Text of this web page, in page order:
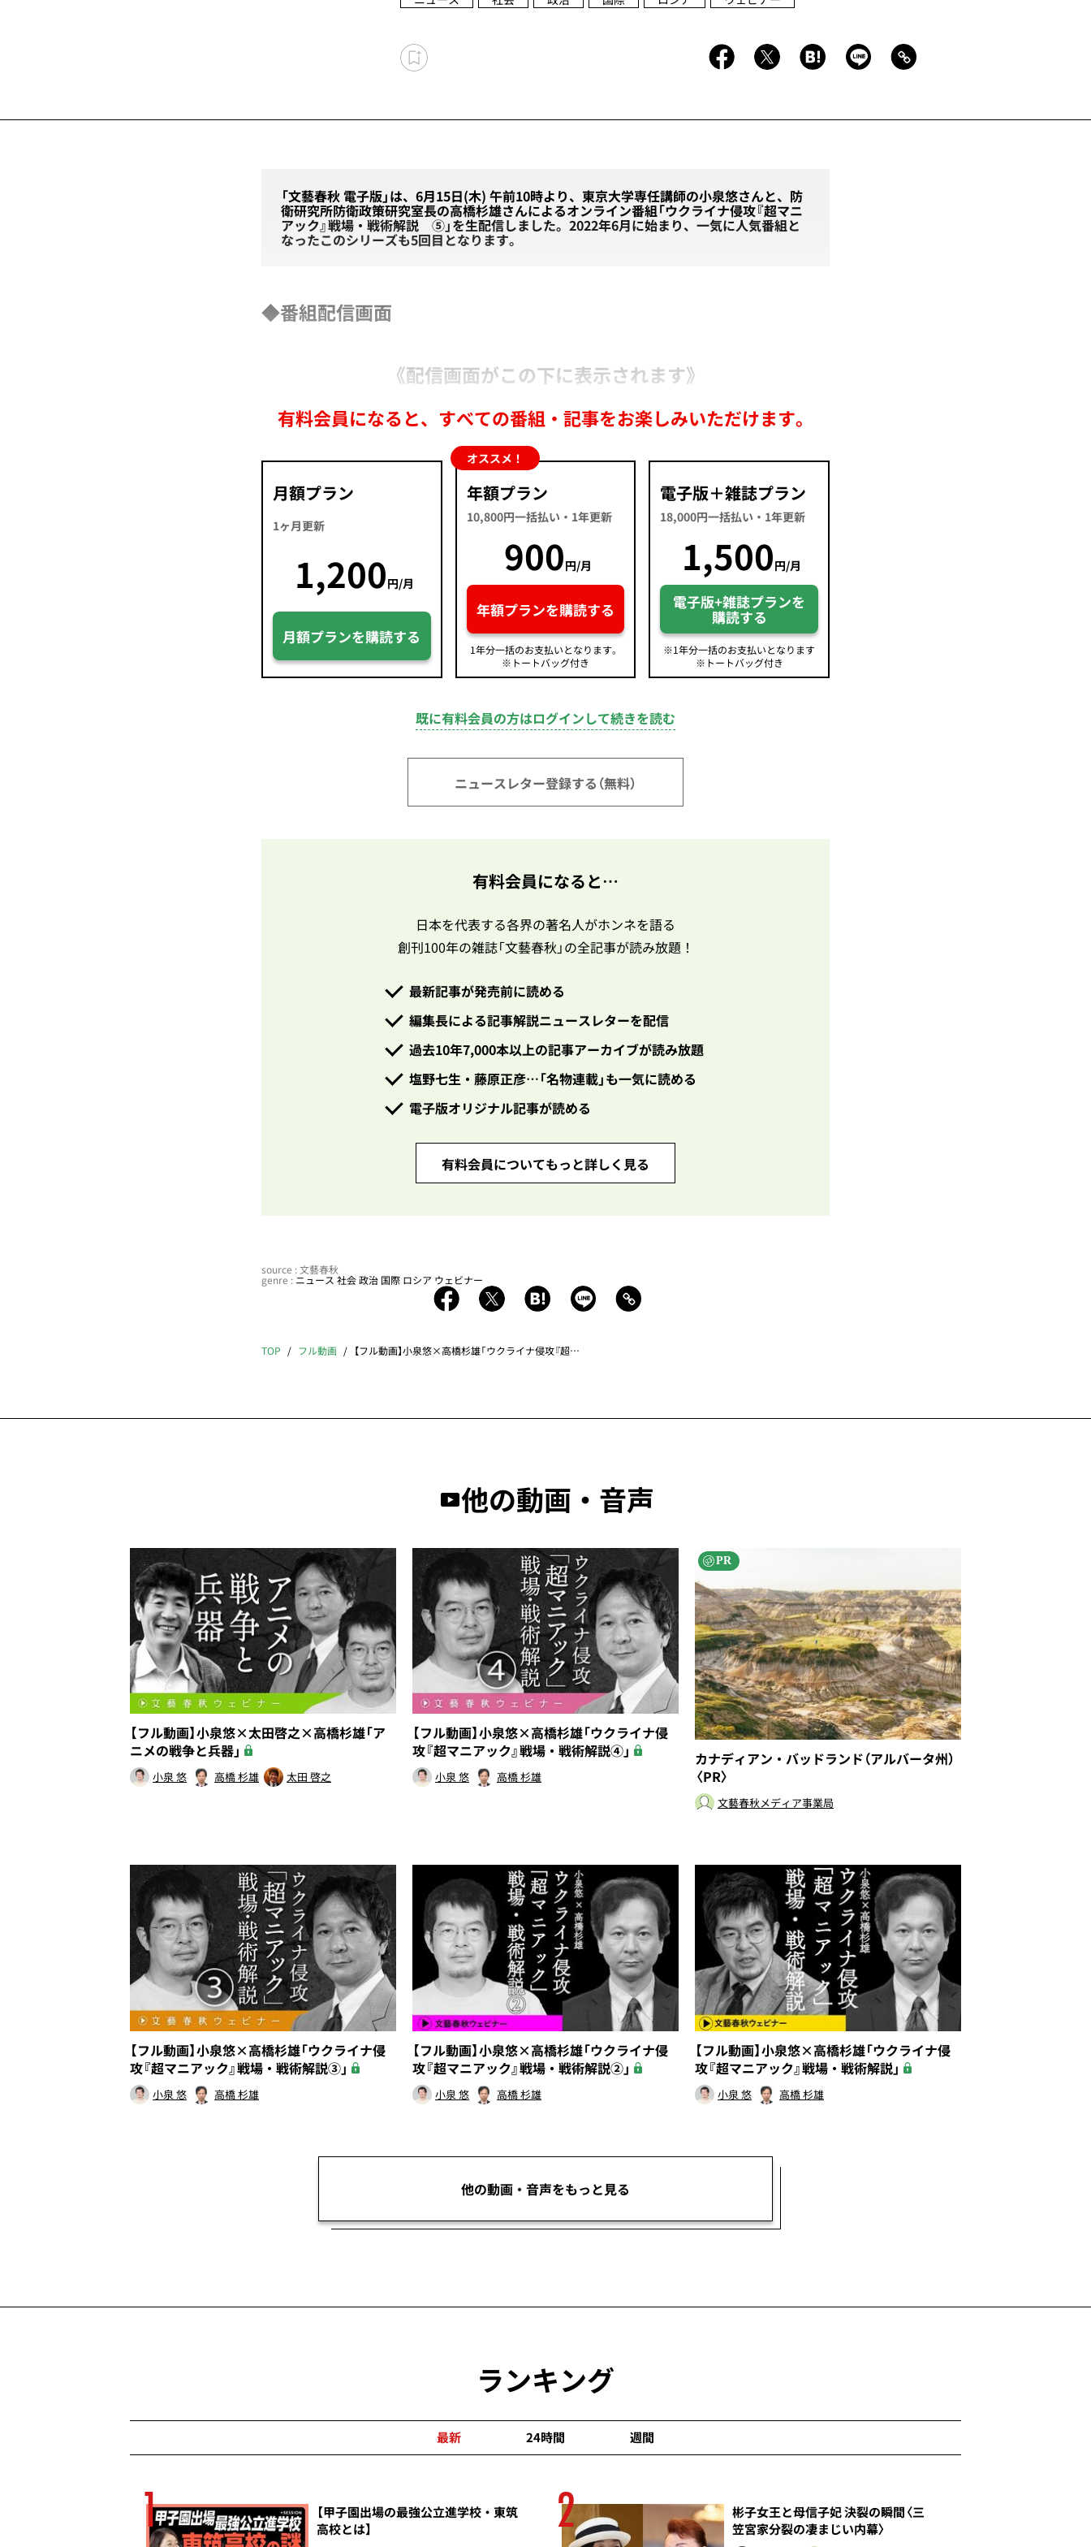
「文藝春秋 電子版」は、6月15日(木) 午前10時より、東京大学専任講師の小泉悠さんと、防
衛研究所防衛政策研究室長の高橋杉雄さんによるオンライン番組「ウクライナ侵攻『超マニ
アック』戦場・戦術解説 ⑤」を生配信しました。2022年6月に始まり、一気に人気番組と
なったこのシリーズも5回目となります。
◆番組配信画面
《配信画面がこの下に表示されます》
有料会員になると、すべての番組・記事をお楽しみいただけます。
月額プラン
1ヶ月更新
1,200円/月
月額プランを購読する
オススメ！
年額プラン
10,800円一括払い・1年更新
900円/月
年額プランを購読する
1年分一括のお支払いとなります。
※トートバッグ付き
電子版＋雑誌プラン
18,000円一括払い・1年更新
1,500円/月
電子版+雑誌プランを
購読する
※1年分一括のお支払いとなります
※トートバッグ付き
既に有料会員の方はログインして続きを読む
ニュースレター登録する（無料）
有料会員になると…
日本を代表する各界の著名人がホンネを語る
創刊100年の雑誌「文藝春秋」の全記事が読み放題！
最新記事が発売前に読める
編集長による記事解説ニュースレターを配信
過去10年7,000本以上の記事アーカイブが読み放題
塩野七生・藤原正彦…「名物連載」も一気に読める
電子版オリジナル記事が読める
有料会員についてもっと詳しく見る
source : 文藝春秋
genre : ニュース 社会政治 国際 ロシア ウェビナー
TOP フル動画 【フル動画】小泉悠×高橋杉雄「ウクライナ侵攻『超マニアック』戦場・戦術解説⑤」
他の動画・音声
【フル動画】小泉悠×太田啓之×高橋杉雄「ア
ニメの戦争と兵器」
小泉 悠 高橋 杉雄 太田 啓之
【フル動画】小泉悠×高橋杉雄「ウクライナ侵
攻『超マニアック』戦場・戦術解説④」
小泉 悠 高橋 杉雄
PR
カナディアン・バッドランド（アルバータ州）
〈PR〉
文藝春秋メディア事業局
【フル動画】小泉悠×高橋杉雄「ウクライナ侵
攻『超マニアック』戦場・戦術解説③」
小泉 悠 高橋 杉雄
【フル動画】小泉悠×高橋杉雄「ウクライナ侵
攻『超マニアック』戦場・戦術解説②」
小泉 悠 高橋 杉雄
【フル動画】小泉悠×高橋杉雄「ウクライナ侵
攻『超マニアック』戦場・戦術解説」
小泉 悠 高橋 杉雄
他の動画・音声をもっと見る
ランキング
最新 24時間 週間
1
【甲子園出場の最強公立進学校・東筑
高校とは】
2
彬子女王と母信子妃 決裂の瞬間〈三
笠宮家分裂の凄まじい内幕〉